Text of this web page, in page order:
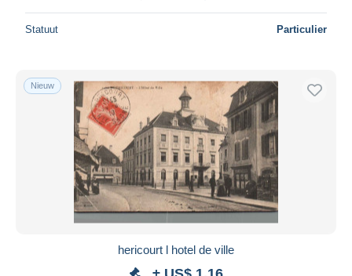
Statuut Particulier
Nieuw
hericourt l hotel de ville